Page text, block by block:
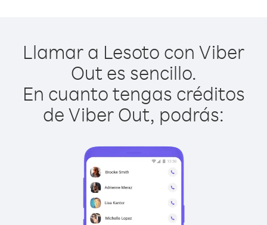
Llamar a Lesoto con Viber
Out es sencillo.
En cuanto tengas créditos
de Viber Out, podrás: